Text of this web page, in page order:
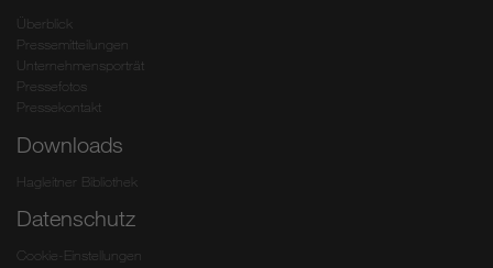
Überblick
Pressemitteilungen
Unternehmensporträt
Pressefotos
Pressekontakt
Downloads
Hagleitner Bibliothek
Datenschutz
Cookie-Einstellungen